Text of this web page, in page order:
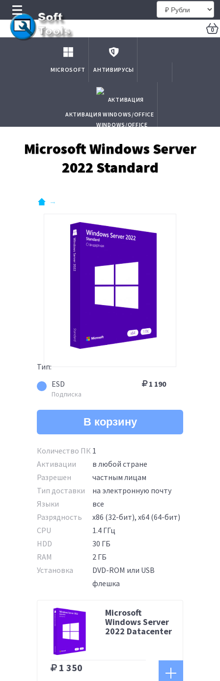
0
MICROSOFT АНТИВИРУСЫ
АКТИВАЦИЯ WINDOWS/OFFICE
Microsoft Windows Server
2022 Standard
Тип:
ESD
Подписка
1 190
В корзину
Количество ПК 1
Активации
в любой стране
Разрешен
частным лицам
Тип доставки
на электронную почту
Языки
все
Разрядность
x86 (32-бит), x64 (64-бит)
CPU
1.4 ГГц
HDD
30 ГБ
RAM
2 ГБ
Установка
DVD-ROM или USB
флешка
Microsoft
Windows Server
2022 Datacenter
1 350